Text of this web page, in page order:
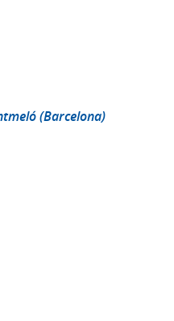
(Barcelona)